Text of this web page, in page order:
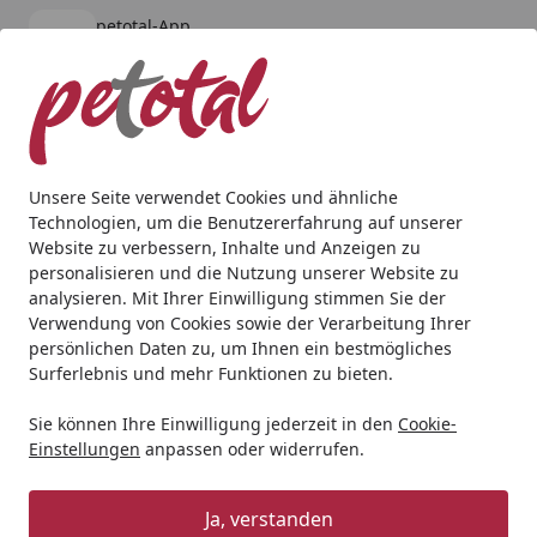
Unsere Seite verwendet Cookies und ähnliche
Technologien, um die Benutzererfahrung auf unserer
Website zu verbessern, Inhalte und Anzeigen zu
personalisieren und die Nutzung unserer Website zu
analysieren. Mit Ihrer Einwilligung stimmen Sie der
Verwendung von Cookies sowie der Verarbeitung Ihrer
persönlichen Daten zu, um Ihnen ein bestmögliches
Surferlebnis und mehr Funktionen zu bieten.
Sie können Ihre Einwilligung jederzeit in den Cookie-
Einstellungen anpassen oder widerrufen.
Ja, verstanden
petotal-App
kostenlos - Im App Store
Alle Produkte
Mein Konto
Suchen
Startseite
Aquaristik Aquarienpflege Masterline All In One Lean
Masterline All In One Lean (1000
ml)